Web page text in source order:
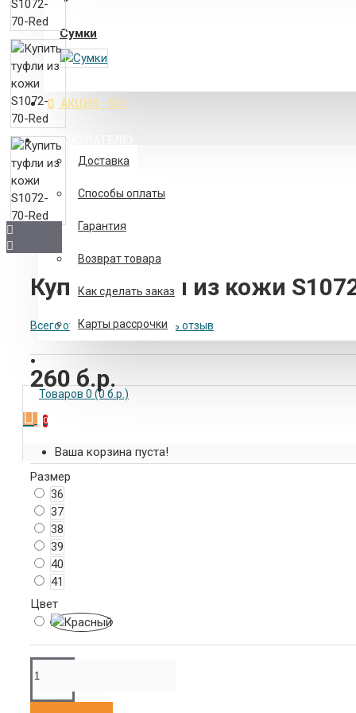
Лоферы
Сапоги, ботфорты
Сумки
АКЦИЯ -15%
ПОКУПАТЕЛЮ
Доставка
Способы оплаты
Гарантия
Возврат товара
Как сделать заказ
Карты рассрочки
Товаров 0 (0 б.р.)
0
Ваша корзина пуста!
Купить туфли из кожи
Всего отзывов: 0 - Написать отзыв
260 б.р.
Размер
36
37
38
39
40
41
Цвет